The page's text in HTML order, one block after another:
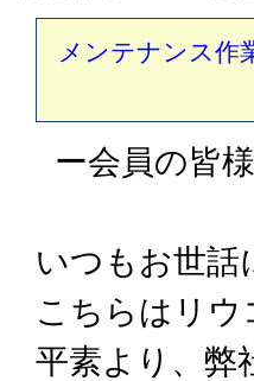
メンテナンス作
ー会員の皆
いつもお世話
こちらはリ
平素より、弊